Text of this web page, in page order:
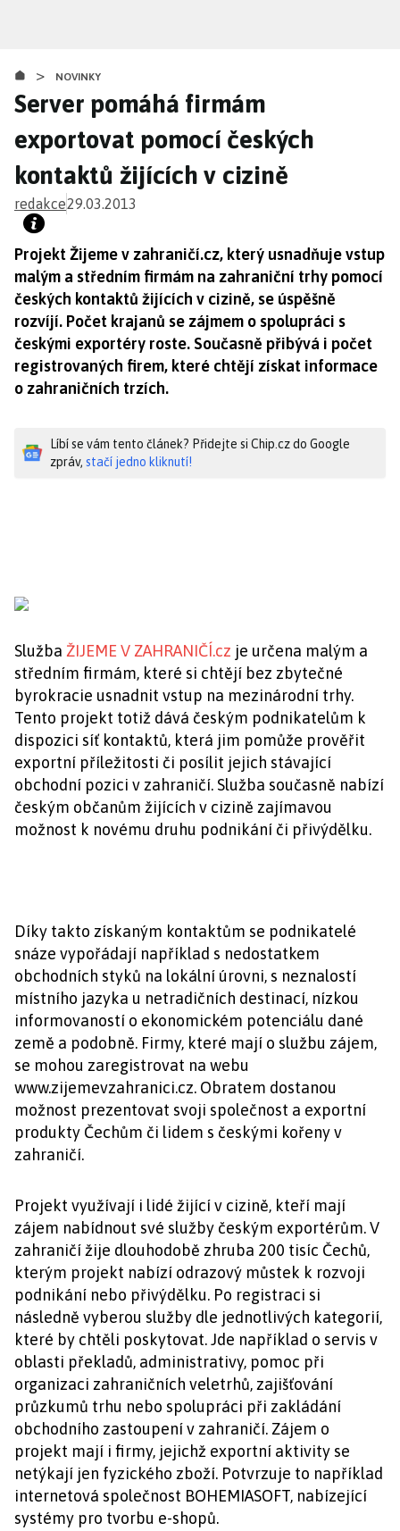
obsahu
> NOVINKY
Server pomáhá firmám
exportovat pomocí českých
kontaktů žijících v cizině
redakce29.03.2013
Projekt Žijeme v zahraničí.cz, který usnadňuje vstup
malým a středním firmám na zahraniční trhy pomocí
českých kontaktů žijících v cizině, se úspěšně
rozvíjí. Počet krajanů se zájmem o spolupráci s
českými exportéry roste. Současně přibývá i počet
registrovaných firem, které chtějí získat informace
o zahraničních trzích.
Líbí se vám tento článek? Přidejte si Chip.cz do Google
zpráv, stačí jedno kliknutí!
Služba ŽIJEME V ZAHRANIČÍ.cz je určena malým a
středním firmám, které si chtějí bez zbytečné
byrokracie usnadnit vstup na mezinárodní trhy.
Tento projekt totiž dává českým podnikatelům k
dispozici síť kontaktů, která jim pomůže prověřit
exportní příležitosti či posílit jejich stávající
obchodní pozici v zahraničí. Služba současně nabízí
českým občanům žijících v cizině zajímavou
možnost k novému druhu podnikání či přivýdělku.
Díky takto získaným kontaktům se podnikatelé
snáze vypořádají například s nedostatkem
obchodních styků na lokální úrovni, s neznalostí
místního jazyka u netradičních destinací, nízkou
informovaností o ekonomickém potenciálu dané
země a podobně. Firmy, které mají o službu zájem,
se mohou zaregistrovat na webu
www.zijemevzahranici.cz. Obratem dostanou
možnost prezentovat svoji společnost a exportní
produkty Čechům či lidem s českými kořeny v
zahraničí.
Projekt využívají i lidé žijící v cizině, kteří mají
zájem nabídnout své služby českým exportérům. V
zahraničí žije dlouhodobě zhruba 200 tisíc Čechů,
kterým projekt nabízí odrazový můstek k rozvoji
podnikání nebo přivýdělku. Po registraci si
následně vyberou služby dle jednotlivých kategorií,
které by chtěli poskytovat. Jde například o servis v
oblasti překladů, administrativy, pomoc při
organizaci zahraničních veletrhů, zajišťování
průzkumů trhu nebo spolupráci při zakládání
obchodního zastoupení v zahraničí. Zájem o
projekt mají i firmy, jejichž exportní aktivity se
netýkají jen fyzického zboží. Potvrzuje to například
internetová společnost BOHEMIASOFT, nabízející
systémy pro tvorbu e-shopů.